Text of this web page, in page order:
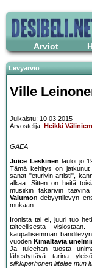
Arviot
Levyarvio
Ville
Julkaistu: 10.03.2015
Arvostelija: Heikki
GAEA
Juice Leskinen lauloi jo
Tämä kehitys on jatkunut
sanat "eturivin artisti",
alkaa. Sitten on heitä
musiikin takarivin
Valumon debyyttilevyn
mukaan.
Ironista tai ei, juuri tuo
taiteellisesta visiostaan.
kaupallisemman
vuoden Kimaltavia
Ja tuleehan tuosta
lähestyttävä tarina
silkkiperhonen liitelee mun